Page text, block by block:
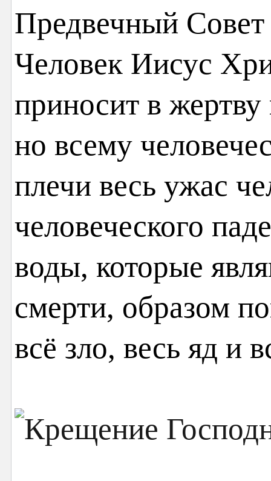
Предвечный Совет
Человек Иисус
приносит в жертву
но всему
плечи весь ужас
человеческого
воды, которые
смерти, образом
всё зло, весь яд и